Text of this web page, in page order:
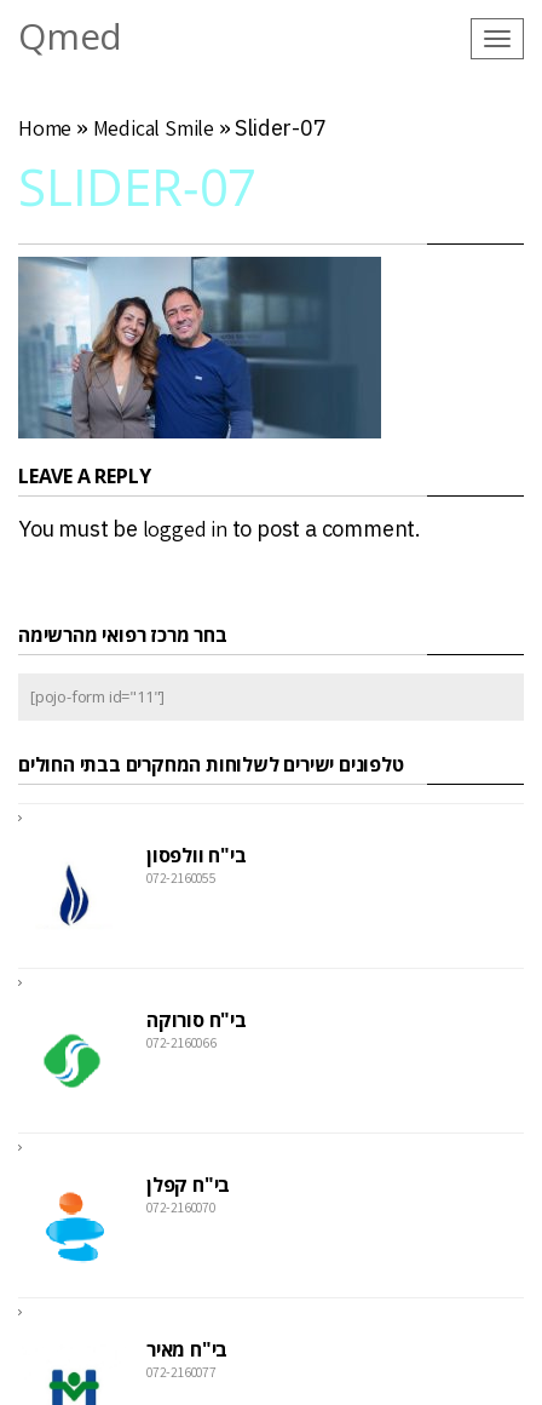
Qmed
Home » Medical Smile »Slider-07
SLIDER-07
LEAVE A REPLY
You must be logged in to post a comment.
בחר מרכז רפואי מהרשימה
[pojo-form id="11"]
טלפונים ישירים לשלוחות המחקרים בבתי החולים
בי"ח וולפסון
072-2160055
בי"ח סורוקה
072-2160066
בי"ח קפלן
072-2160070
בי"ח מאיר
072-2160077